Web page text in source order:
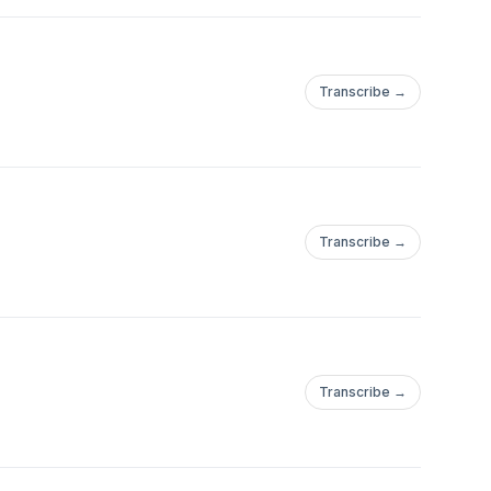
Transcribe →
Transcribe →
Transcribe →